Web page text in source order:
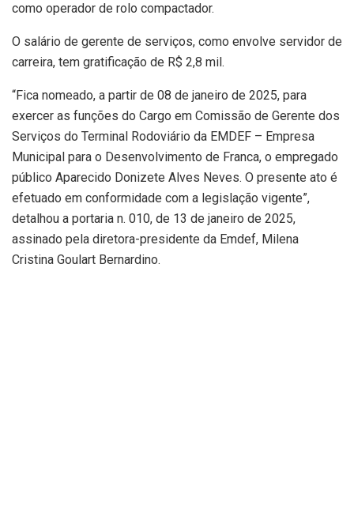
como operador de rolo compactador.
O salário de gerente de serviços, como envolve servidor de
carreira, tem gratificação de R$ 2,8 mil.
“Fica nomeado, a partir de 08 de janeiro de 2025, para
exercer as funções do Cargo em Comissão de Gerente dos
Serviços do Terminal Rodoviário da EMDEF – Empresa
Municipal para o Desenvolvimento de Franca, o empregado
público Aparecido Donizete Alves Neves. O presente ato é
efetuado em conformidade com a legislação vigente”,
detalhou a portaria n. 010, de 13 de janeiro de 2025,
assinado pela diretora-presidente da Emdef, Milena
Cristina Goulart Bernardino.